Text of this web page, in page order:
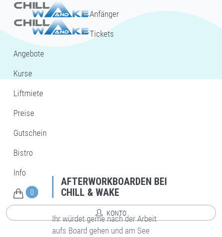
Anfänger
Tickets
Angebote
Kurse
Liftmiete
Preise
Gutschein
Bistro
Info
0
KONTO
AFTERWORKBOARDEN BEI
CHILL & WAKE
Ihr würdet gerne nach der Arbeit
aufs Board gehen und am See